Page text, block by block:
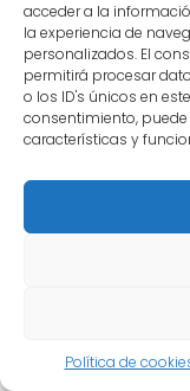
acceder a la
la experiencia de
personalizados. El
permitirá procesar
o los ID's únicos en
consentimiento,
características y
Política de
música.
mismo y
emociones
el respeto de
Las tácticas
, por
carisma y
hacer que